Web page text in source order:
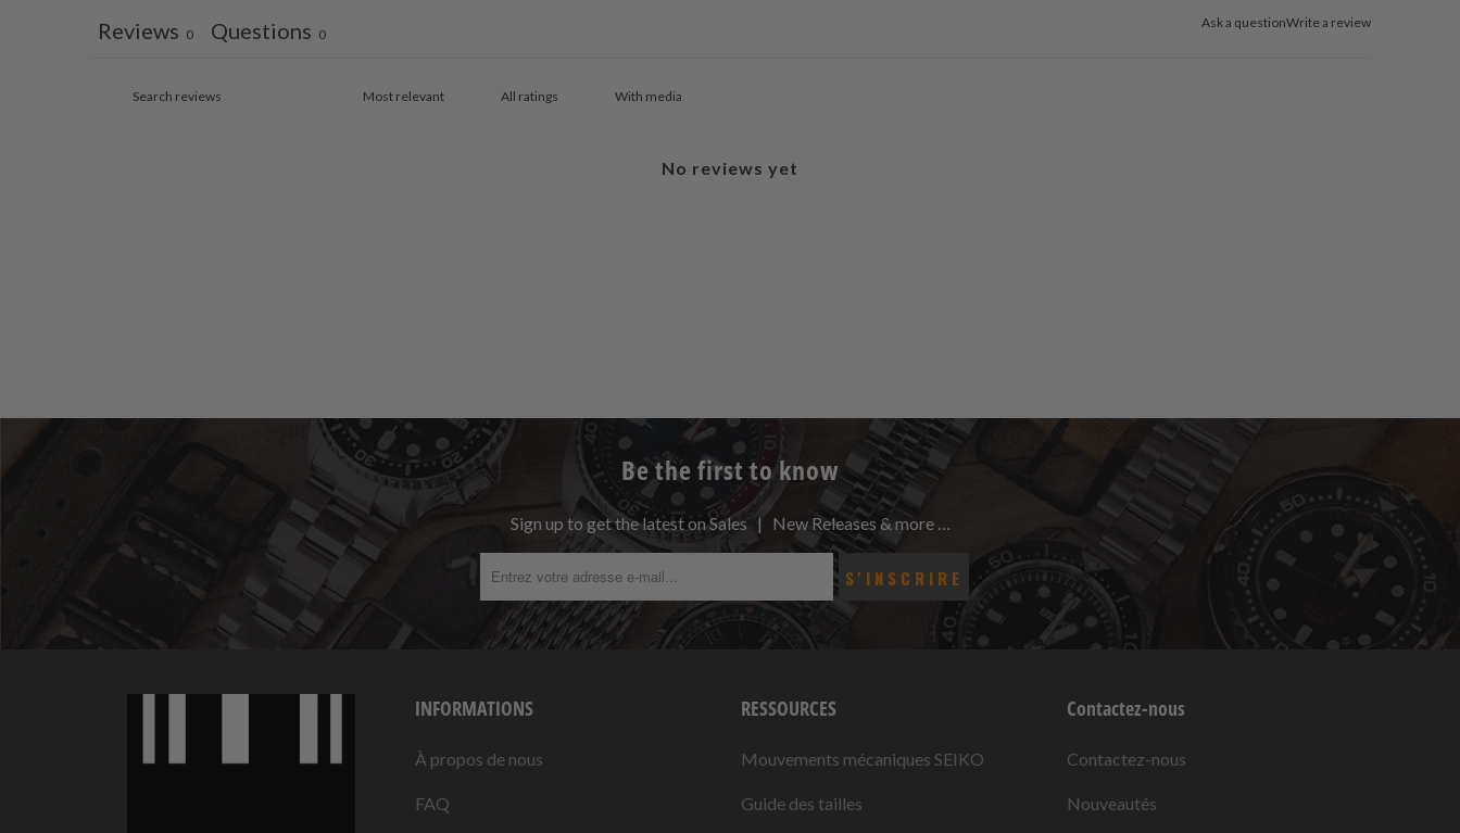
Ask a questionWrite a review
Reviews 0 Questions 0
With media
No reviews yet
Be the first to know
Sign up to get the latest on Sales | New Releases & more …
INFORMATIONS
À propos de nous
FAQ
RESSOURCES
Mouvements mécaniques SEIKO
Guide des tailles
Contactez-nous
Contactez-nous
Nouveautés